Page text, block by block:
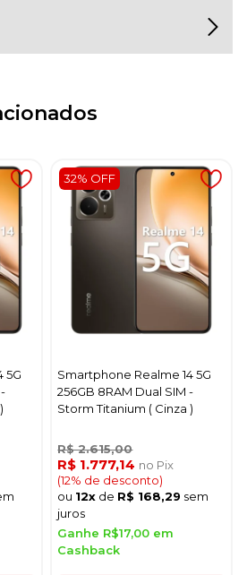
5G
32% OFF
Smartphone Realme 14 5G
256GB 8RAM Dual SIM -
Storm Titanium ( Cinza )
R$ 2.615,00
R$ 1.777,14 no Pix
(12% de desconto)
ou 12x de R$ 168,29 sem
juros
Ganhe R$17,00 em
Cashback